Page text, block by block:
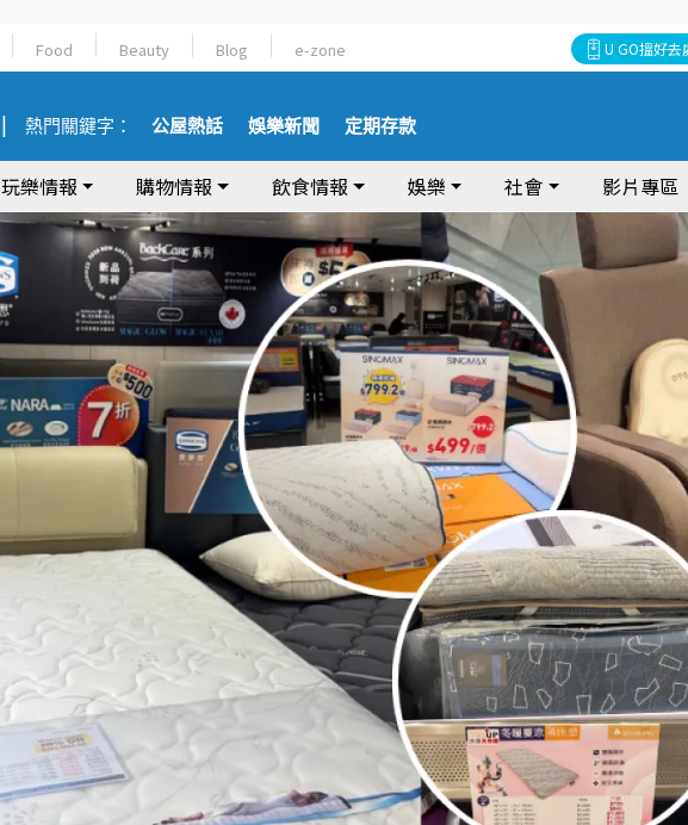
Food Beauty Blog e-zone U GO搵好去
熱門關鍵字： 公屋熱話 娛樂新聞 定期存款
玩樂情報 購物情報 飲食情報 娛樂 社會 影片專區